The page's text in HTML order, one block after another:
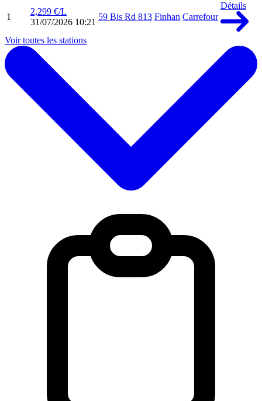
1
2,299 €/L
31/07/2026 10:21
59 Bis Rd 813 Finhan Carrefour
Détails
Voir toutes les stations